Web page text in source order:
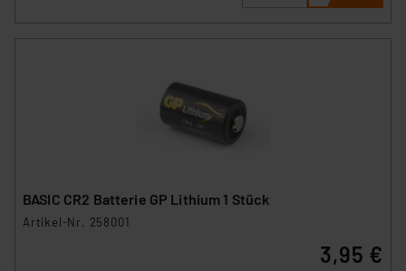
BASIC CR2 Batterie GP Lithium 1 Stück
Artikel-Nr. 258001
3,95 €